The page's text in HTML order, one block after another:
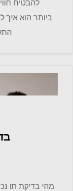
להבטיח
ביותר הוא איך
מהי בדיקת תו